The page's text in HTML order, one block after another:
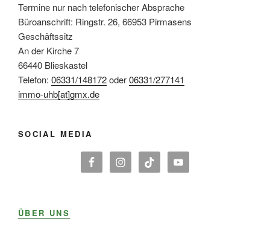
Termine nur nach telefonischer Absprache
Büroanschrift: Ringstr. 26, 66953 Pirmasens
Geschäftssitz
An der Kirche 7
66440 Blieskastel
Telefon: 06331/148172oder06331/277141
immo-uhb[at]gmx.de
SOCIAL MEDIA
ÜBER UNS